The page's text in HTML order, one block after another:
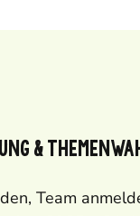
&
Team